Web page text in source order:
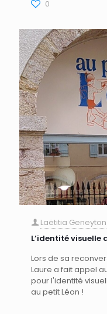
0
Laëtitia Geneyton
L’identité
Lors de sa
Laure a fait appel
pour l'identité
au petit Léon !